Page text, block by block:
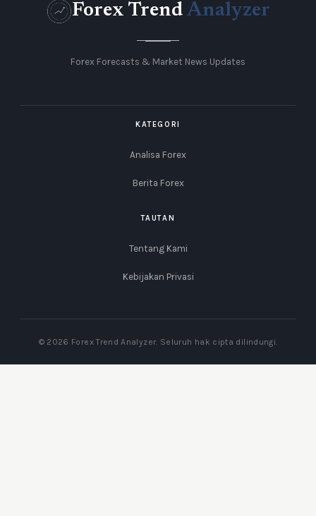
Forex Trend Analyzer
Forex Forecasts & Market News Updates
KATEGORI
Analisa Forex
Berita Forex
TAUTAN
Tentang Kami
Kebijakan Privasi
© 2026 Forex Trend Analyzer. Seluruh hak cipta dilindungi.